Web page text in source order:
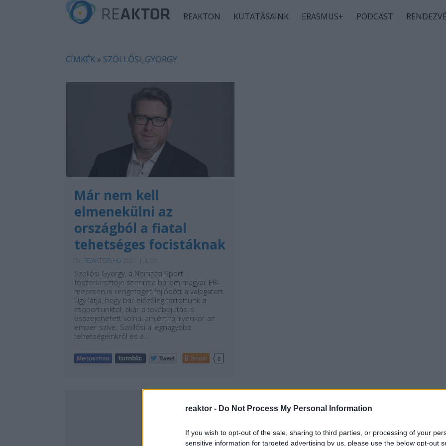
reaktor - Do Not Process My Personal Information
If you wish to opt-out of the sale, sharing to third parties, or processing of your
sensitive information for targeted advertising by us, please use the below opt-out
REAKTON KUTATÁSAINK ERASMUS+ PODCAST
CÍMKÉK » SZÖLLŐSI_GYÖRGY
Már nem kell
elmenekülni az
országból a fiatal
tehetséges focistáknak
REAKTOR.HU
Szöllősi György, a Nemzeti Sport
főszerkesztője szerint a három magyar EB-
meccsen is rengeteget fejlődött a válogatott.
Úgy látja, hogy bár előzőleg tartottunk a
csoportunktól, akár a továbbjutás is
összejöhetett volna, amiért fáj ilyenkor az
ember szíve. Szöllősi a legnagyobb
tehetségeinkről és a…
Tetszik 0
REAKTOR